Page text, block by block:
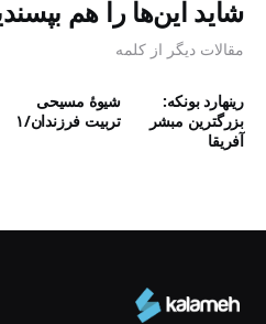
شاید این‌ها را هم
مقالات دیگر از کلمه
رینهارد بونکه:
بزرگترین مبشر
آفریقا
شیوۀ مسیحی
تربیت فرزندان/۱